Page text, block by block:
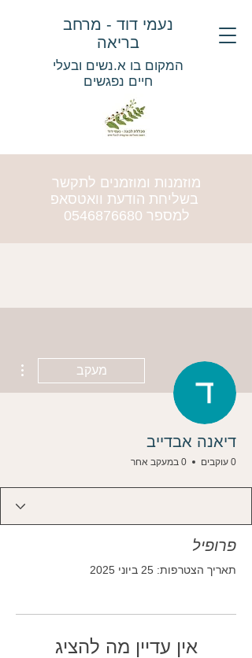
נעמי דוד - מרחב
בריאה
המקום בו א.נשים ובעלי
חיים נפגשים
מוזמנות ומוזמנים לתקשר
בשליחת הודעת וואטסאפ
למספר 0546876680
מעקב
דיאנה אבדייב
0 עוקבים 0 במעקב אחר
פרופיל
תאריך הצטרפות: 25 ביוני 2025
אין עדיין מה להציג